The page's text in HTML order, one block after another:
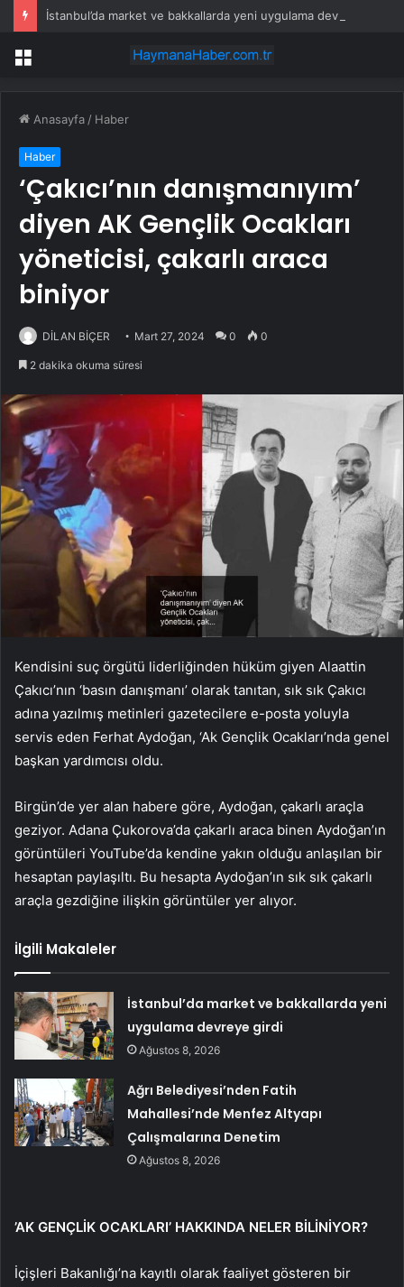
Menü
Anasayfa / Haber
Haber
‘Çakıcı’nın danışmanıyım’
diyen AK Gençlik Ocakları
yöneticisi, çakarlı araca
biniyor
DİLAN BİÇER Mart 27, 2024 0 0
2 dakika okuma süresi
Kendisini suç örgütü liderliğinden hüküm giyen Alaattin
Çakıcı’nın ‘basın danışmanı’ olarak tanıtan, sık sık Çakıcı
adına yazılmış metinleri gazetecilere e-posta yoluyla
servis eden Ferhat Aydoğan, ‘Ak Gençlik Ocakları’nda genel
başkan yardımcısı oldu.
Birgün’de yer alan habere göre, Aydoğan, çakarlı araçla
geziyor. Adana Çukorova’da çakarlı araca binen Aydoğan’ın
görüntüleri YouTube’da kendine yakın olduğu anlaşılan bir
hesaptan paylaşıltı. Bu hesapta Aydoğan’ın sık sık çakarlı
araçla gezdiğine ilişkin görüntüler yer alıyor.
İlgili Makaleler
İstanbul’da market ve bakkallarda yeni
uygulama devreye girdi
Ağustos 8, 2026
Ağrı Belediyesi’nden Fatih
Mahallesi’nde Menfez Altyapı
Çalışmalarına Denetim
Ağustos 8, 2026
’AK GENÇLİK OCAKLARI’ HAKKINDA NELER BİLİNİYOR?
İçişleri Bakanlığı’na kayıtlı olarak faaliyet gösteren bir